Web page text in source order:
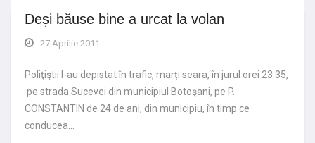
Deși băuse bine a urcat la volan
27 Aprilie 2011
Poliţiştii l-au depistat în trafic, marți seara, în jurul orei 23.35,
pe strada Sucevei din municipiul Botoşani, pe P.
CONSTANTIN de 24 de ani, din municipiu, în timp ce
conducea…